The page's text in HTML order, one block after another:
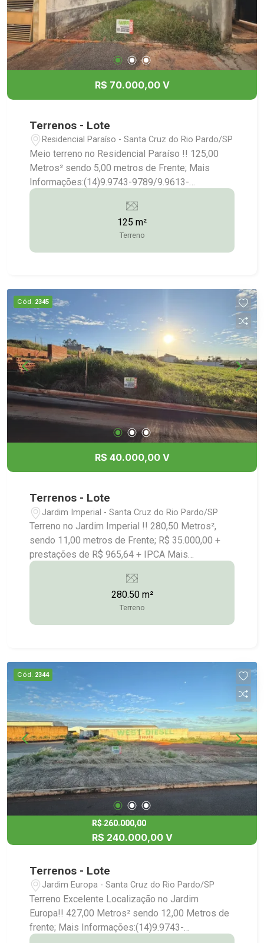
R$ 70.000,00 V
Terrenos - Lote
Residencial Paraíso - Santa Cruz do Rio Pardo/SP
Meio terreno no Residencial Paraíso !! 125,00
Metros² sendo 5,00 metros de Frente; Mais
Informações:(14)9.9743-9789/9.9613-
5228/3372-2528
125 m²
Terreno
Cód. 2345
R$ 40.000,00 V
Terrenos - Lote
Jardim Imperial - Santa Cruz do Rio Pardo/SP
Terreno no Jardim Imperial !! 280,50 Metros²,
sendo 11,00 metros de Frente; R$ 35.000,00 +
prestações de R$ 965,64 + IPCA Mais
Informações:(14)9.9743-9789/9.9613-
280.50 m²
Terreno
Cód. 2344
R$ 260.000,00
R$ 240.000,00 V
Terrenos - Lote
Jardim Europa - Santa Cruz do Rio Pardo/SP
Terreno Excelente Localização no Jardim
Europa!! 427,00 Metros² sendo 12,00 Metros de
frente; Mais Informações:(14)9.9743-